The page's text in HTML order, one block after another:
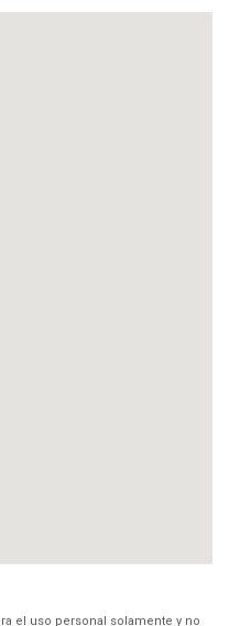
el uso personal solamente y no